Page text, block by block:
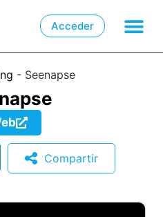
Acceder
- Seenapse
Compartir